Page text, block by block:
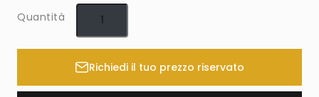
Quantità
Richiedi il tuo prezzo riservato